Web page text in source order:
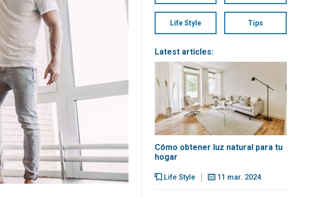
Life Style Tips
Latest articles:
Cómo obtener luz natural para tu
hogar
Life Style 11 mar. 2024